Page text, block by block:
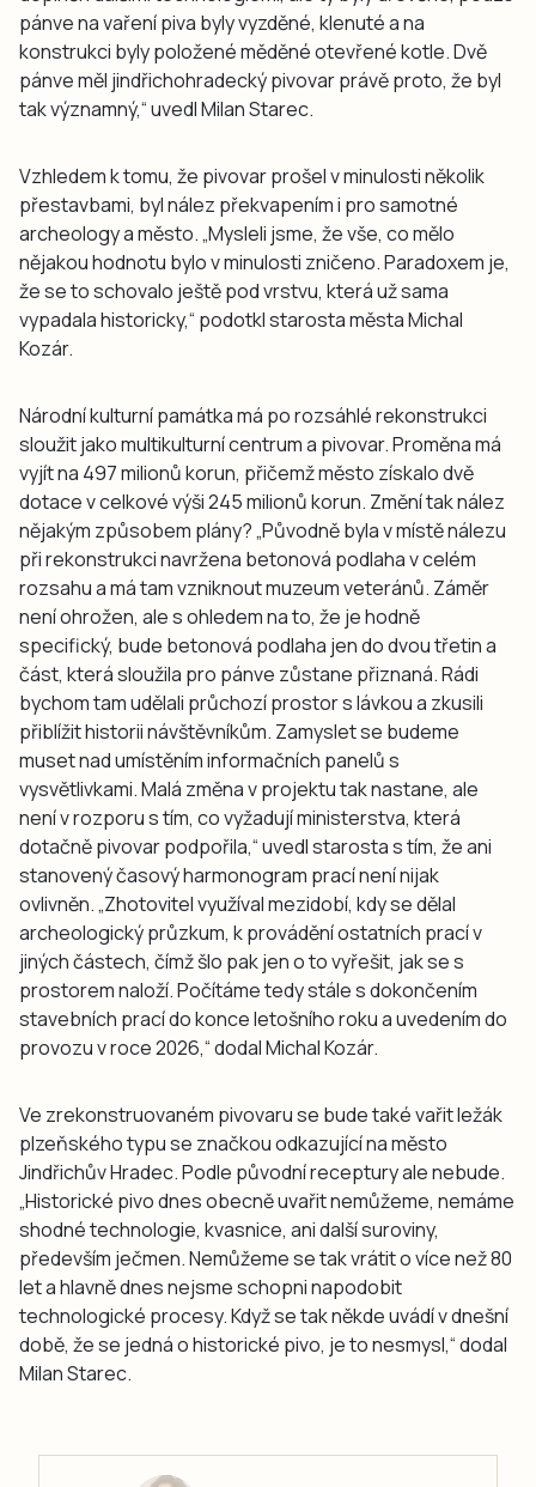
pánve na vaření piva byly vyzděné, klenuté a na
konstrukci byly položené měděné otevřené kotle. Dvě
pánve měl jindřichohradecký pivovar právě proto, že byl
tak významný,“ uvedl Milan Starec.
Vzhledem k tomu, že pivovar prošel v minulosti několik
přestavbami, byl nález překvapením i pro samotné
archeology a město. „Mysleli jsme, že vše, co mělo
nějakou hodnotu bylo v minulosti zničeno. Paradoxem je,
že se to schovalo ještě pod vrstvu, která už sama
vypadala historicky,“ podotkl starosta města Michal
Kozár.
Národní kulturní památka má po rozsáhlé rekonstrukci
sloužit jako multikulturní centrum a pivovar. Proměna má
vyjít na 497 milionů korun, přičemž město získalo dvě
dotace v celkové výši 245 milionů korun. Změní tak nález
nějakým způsobem plány? „Původně byla v místě nálezu
při rekonstrukci navržena betonová podlaha v celém
rozsahu a má tam vzniknout muzeum veteránů. Záměr
není ohrožen, ale s ohledem na to, že je hodně
specifický, bude betonová podlaha jen do dvou třetin a
část, která sloužila pro pánve zůstane přiznaná. Rádi
bychom tam udělali průchozí prostor s lávkou a zkusili
přiblížit historii návštěvníkům. Zamyslet se budeme
muset nad umístěním informačních panelů s
vysvětlivkami. Malá změna v projektu tak nastane, ale
není v rozporu s tím, co vyžadují ministerstva, která
dotačně pivovar podpořila,“ uvedl starosta s tím, že ani
stanovený časový harmonogram prací není nijak
ovlivněn. „Zhotovitel využíval mezidobí, kdy se dělal
archeologický průzkum, k provádění ostatních prací v
jiných částech, čímž šlo pak jen o to vyřešit, jak se s
prostorem naloží. Počítáme tedy stále s dokončením
stavebních prací do konce letošního roku a uvedením do
provozu v roce 2026,“ dodal Michal Kozár.
Ve zrekonstruovaném pivovaru se bude také vařit ležák
plzeňského typu se značkou odkazující na město
Jindřichův Hradec. Podle původní receptury ale nebude.
„Historické pivo dnes obecně uvařit nemůžeme, nemáme
shodné technologie, kvasnice, ani další suroviny,
především ječmen. Nemůžeme se tak vrátit o více než 80
let a hlavně dnes nejsme schopni napodobit
technologické procesy. Když se tak někde uvádí v dnešní
době, že se jedná o historické pivo, je to nesmysl,“ dodal
Milan Starec.